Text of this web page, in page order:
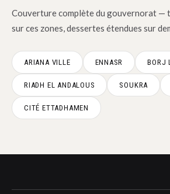
Couverture complète du gouvernorat —
sur ces zones, dessertes étendues sur
ARIANA VILLE ENNASR BORJ
RIADH EL ANDALOUS SOUKRA
CITÉ ETTADHAMEN